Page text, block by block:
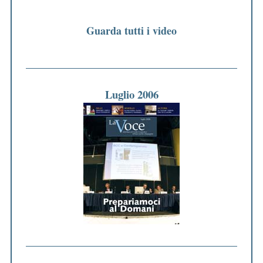
Guarda tutti i video
Luglio 2006